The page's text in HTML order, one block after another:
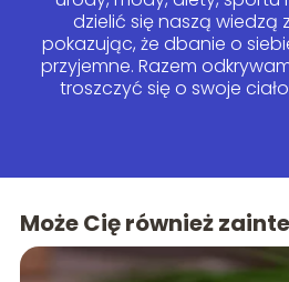
dzielić się naszą wiedzą
pokazując, że dbanie o
przyjemne. Razem
troszczyć się o swoje
Może Cię również